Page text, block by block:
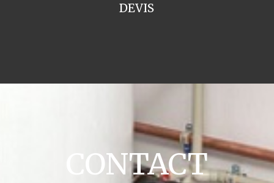
DEVIS
CONTACT